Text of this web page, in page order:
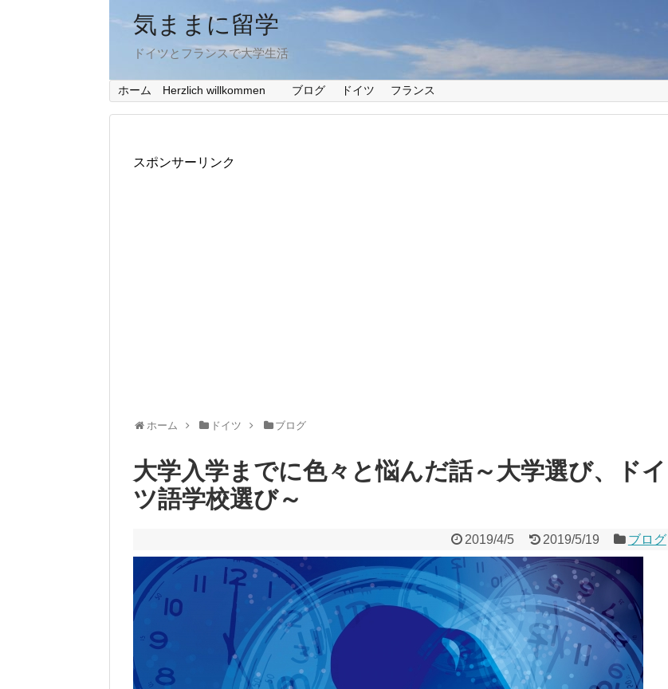
気ままに留学
ドイツとフランスで大学生活
ホーム Herzlich willkommen ブログ ドイツ フランス
スポンサーリンク
ホーム ドイツ ブログ
大学入学までに色々と悩んだ話～大学選び、ドイ
ツ語学校選び～
2019/4/5 2019/5/19 ブログ